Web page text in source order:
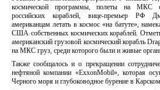
космической программы, полеты на МКС
российских кораблей, вице-премьер РФ
американцам летать в космос «на батуте»,
США собственных космических кораблей.
американский грузовой космический корабль
на МКС груз, среди которого были и живые
Также сообщалось и о прекращении
нефтяной компании «ExxonMobil», которая
Черного моря и глубоководное бурение в